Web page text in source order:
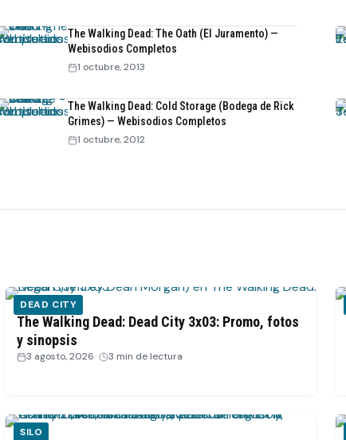
The Walking Dead: The Oath (El Juramento) —
Webisodios Completos
1 octubre, 2013
The Walking Dead: Cold Storage (Bodega de Rick
Grimes) — Webisodios Completos
1 octubre, 2012
DEAD CITY
The Walking Dead: Dead City 3x03: Promo, fotos
y sinopsis
3 agosto, 2026 3 min de lectura
SILO